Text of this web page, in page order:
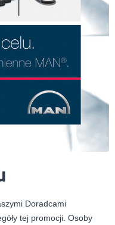
Doradcami
tej promocji. Osoby